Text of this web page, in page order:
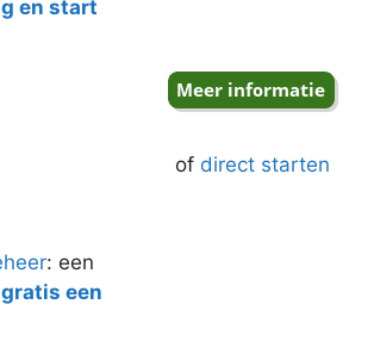
en start
: een
een
of direct starten